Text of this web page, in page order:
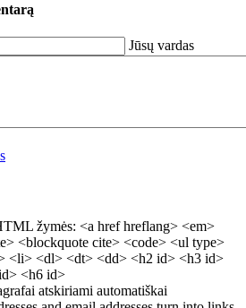
Jūsų vardas
žymės: <a href hreflang> <em>
<blockquote cite> <code> <ul type>
<li> <dl> <dt> <dd> <h2 id> <h3 id>
<h6 id>
atskiriami automatiškai